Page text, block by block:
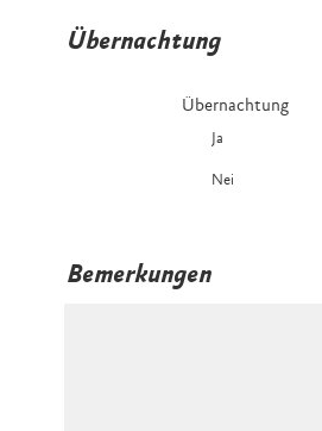
Übernachtung
Übernachtung
Ja
Nein
Bemerkungen